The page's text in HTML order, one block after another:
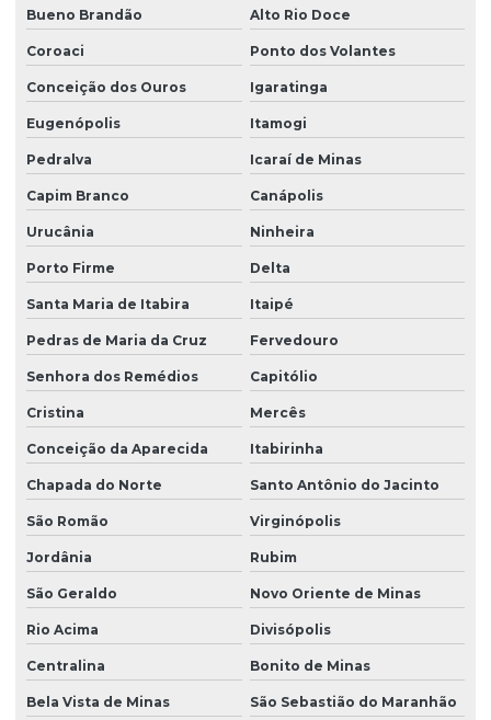
Bueno Brandão Alto Rio Doce
Coroaci Ponto dos Volantes
Conceição dos Ouros Igaratinga
Eugenópolis Itamogi
Pedralva Icaraí de Minas
Capim Branco Canápolis
Urucânia Ninheira
Porto Firme Delta
Santa Maria de Itabira Itaipé
Pedras de Maria da Cruz Fervedouro
Senhora dos Remédios Capitólio
Cristina Mercês
Conceição da Aparecida Itabirinha
Chapada do Norte Santo Antônio do Jacinto
São Romão Virginópolis
Jordânia Rubim
São Geraldo Novo Oriente de Minas
Rio Acima Divisópolis
Centralina Bonito de Minas
Bela Vista de Minas São Sebastião do Maranhão